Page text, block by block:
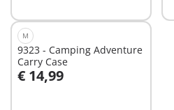
M
9323 - Camping Adventure
Carry Case
€ 14,99
Aggiungi al carrello